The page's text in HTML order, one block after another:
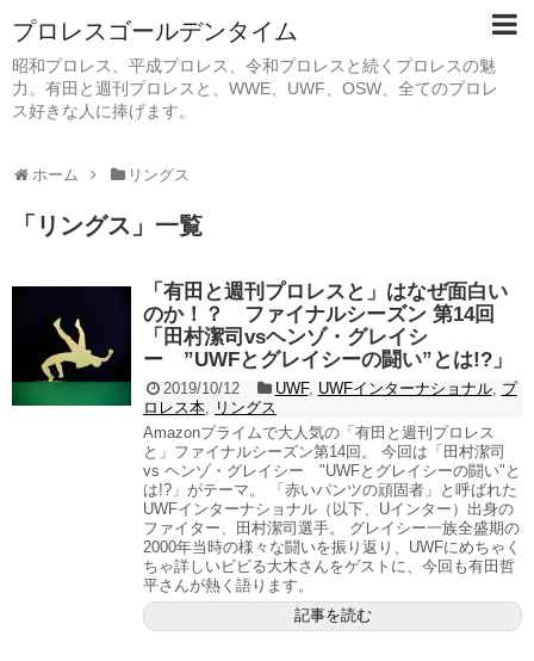
プロレスゴールデンタイム
昭和プロレス、平成プロレス、令和プロレスと続くプロレスの魅
力。有田と週刊プロレスと、WWE、UWF、OSW、全てのプロレ
ス好きな人に捧げます。
ホーム リングス
「 リングス 」 一覧
「有田と週刊プロレスと」はなぜ面白い
のか！？ ファイナルシーズン 第14回
「田村潔司vsヘンゾ・グレイシ
ー ”UWFとグレイシーの闘い”とは!?」
2019/10/12 UWF, UWFインターナショナル, プ
ロレス本, リングス
Amazonプライムで大人気の「有田と週刊プロレス
と」ファイナルシーズン第14回。 今回は「田村潔司
vs ヘンゾ・グレイシー "UWFとグレイシーの闘い"と
は!?」がテーマ。 「赤いパンツの頑固者」と呼ばれた
UWFインターナショナル（以下、Uインター）出身の
ファイター、田村潔司選手。 グレイシー一族全盛期の
2000年当時の様々な闘いを振り返り、UWFにめちゃく
ちゃ詳しいビビる大木さんをゲストに、今回も有田哲
平さんが熱く語ります。
記事を読む